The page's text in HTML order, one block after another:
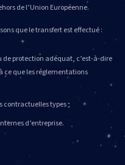
de l’Union Européenne.
que le transfert est effectué :
de protection adéquat, c’est-à-dire
ce que les réglementations
contractuelles types ;
d’entreprise.